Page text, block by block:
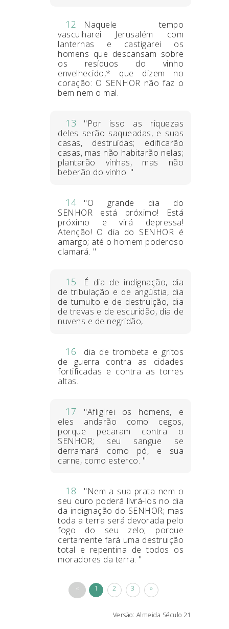
12
Naquele tempo
vasculharei Jerusalém com
lanternas e castigarei os
homens que descansam sobre
os resíduos do vinho
envelhecido,* que dizem no
coração: O SENHOR não faz o
bem nem o mal.
13
"Por isso as riquezas
deles serão saqueadas, e suas
casas, destruídas; edificarão
casas, mas não habitarão nelas;
plantarão vinhas, mas não
beberão do vinho. "
14
"O grande dia do
SENHOR está próximo! Está
próximo e virá depressa!
Atenção! O dia do SENHOR é
amargo; até o homem poderoso
clamará. "
15
É dia de indignação, dia
de tribulação e de angústia, dia
de tumulto e de destruição, dia
de trevas e de escuridão, dia de
nuvens e de negridão,
16
dia de trombeta e gritos
de guerra contra as cidades
fortificadas e contra as torres
altas.
17
"Afligirei os homens, e
eles andarão como cegos,
porque pecaram contra o
SENHOR; seu sangue se
derramará como pó, e sua
carne, como esterco. "
18
"Nem a sua prata nem o
seu ouro poderá livrá-los no dia
da indignação do SENHOR; mas
toda a terra será devorada pelo
fogo do seu zelo; porque
certamente fará uma destruição
total e repentina de todos os
moradores da terra. "
« 1 2 3 »
Versão: Almeida Século 21